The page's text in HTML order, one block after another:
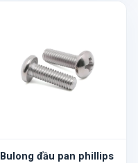
Bulong đầu pan phillips